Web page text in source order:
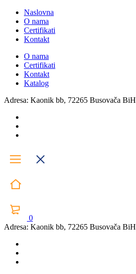
Naslovna
O nama
Certifikati
Kontakt
O nama
Certifikati
Kontakt
Katalog
Adresa: Kaonik bb, 72265 Busovača BiH
0
Adresa: Kaonik bb, 72265 Busovača BiH